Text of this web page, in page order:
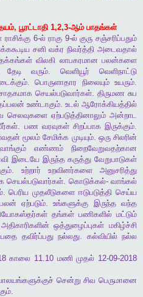
, பூரட்டாதி 1,2,3-ஆம் பாதங்கள்
ராசிக்கு 6-ல் ராகு 9-ல் குரு சஞ்சரிப்பதும்
சனி வக்ர நிவர்த்தி அடைவதால்
விலகி லாபகரமான பலன்களை
தேடி வரும்.வெளியூர்
வெளிநாட்டு
.பொருளாதார நிலையும் உயரும்.
செயல்படுவார்கள். திருமண சுப
உண்டாகும். உடல் ஆரோக்கியத்தில்
செலவுகளை ஏற்படுத்தினாலும் அன்றாட
. பண வரவுகள் சிறப்பாக இருக்கும்.
மூலம் சேமிக்க முடியும். ஒரு சிலரின்
வாங்கும் எண்ணம்
நிறைவேறுவதற்கான
இடையே இருந்த கருத்து வேறுபாடுகள்
. உற்றார் உறவினர்களை
அனுசரித்து
செயல்படுவார்கள். கொடுக்கல்-வாங்கல்
.பெரிய முதலீடுகளை ஈடுபடுத்தி செய்ய
ஏற்படும்.உங்களுக்கு இருந்த வந்த
தங்கள் பணிகளில் மட்டும்
அதிகாரிகளின் ஒத்துழைப்புகள் மகிழ்ச்சி
தவிர்ப்பது நல்லது. கல்வியில் நல்ல
காலை 11.10 மணி முதல் 12-09-2018
சென்று சிவ பெருமானை
.